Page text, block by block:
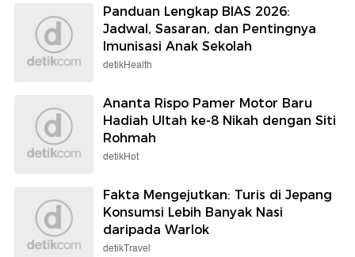
Panduan Lengkap BIAS 2026:
Jadwal, Sasaran, dan Pentingnya
Imunisasi Anak Sekolah
detikHealth
Ananta Rispo Pamer Motor Baru
Hadiah Ultah ke-8 Nikah dengan Siti
Rohmah
detikHot
Fakta Mengejutkan: Turis di Jepang
Konsumsi Lebih Banyak Nasi
daripada Warlok
detikTravel